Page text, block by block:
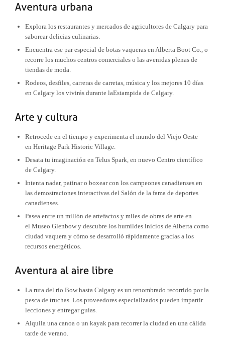
Explora los restaurantes y mercados de agricultores de Calgary para
saborear delicias culinarias.
Encuentra ese par especial de botas vaqueras en Alberta Boot Co., o
recorre los muchos centros comerciales o las avenidas plenas de
tiendas de moda.
Rodeos, desfiles, carreras de carretas, música y los mejores 10 días
en Calgary los vivirás durante laEstampida de Calgary.
Retrocede en el tiempo y experimenta el mundo del Viejo Oeste
en Heritage Park Historic Village.
Desata tu imaginación en Telus Spark, en nuevo Centro científico
de Calgary.
Intenta nadar, patinar o boxear con los campeones canadienses en
las demostraciones interactivas del Salón de la fama de deportes
canadienses.
Pasea entre un millón de artefactos y miles de obras de arte en
el Museo Glenbow y descubre los humildes inicios de Alberta como
ciudad vaquera y cómo se desarrolló rápidamente gracias a los
recursos energéticos.
La ruta del río Bow hasta Calgary es un renombrado recorrido por la
pesca de truchas. Los proveedores especializados pueden impartir
lecciones y entregar guías.
Alquila una canoa o un kayak para recorrer la ciudad en una cálida
tarde de verano.